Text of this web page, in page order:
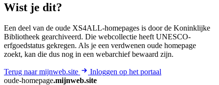
Wist je dit?
Een deel van de oude XS4ALL-homepages is door de Koninklijke
Bibliotheek gearchiveerd. Die webcollectie heeft UNESCO-
erfgoedstatus gekregen. Als je een verdwenen oude homepage
zoekt, kan die dus nog in een webarchief bewaard zijn.
Terug naar mijnweb.site
Inloggen op het portaal
oude-homepage.mijnweb.site